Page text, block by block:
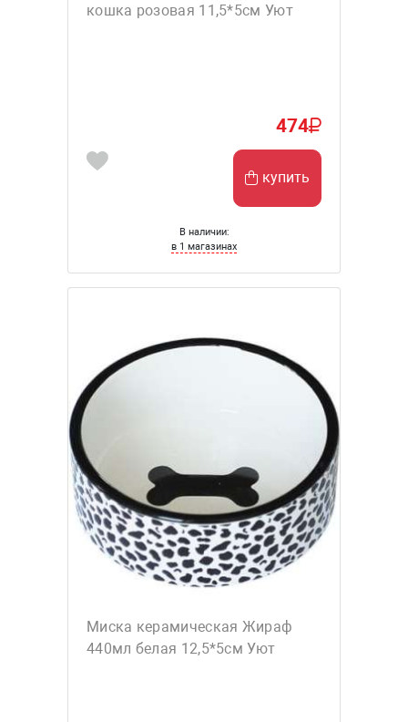
кошка розовая 11,5*5см Уют
474
купить
В наличии:
в 1 магазинах
Миска керамическая Жираф
440мл белая 12,5*5см Уют